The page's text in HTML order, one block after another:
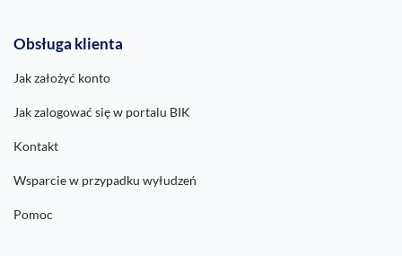
Obsługa klienta
Jak założyć konto
Jak zalogować się w portalu BIK
Kontakt
Wsparcie w przypadku wyłudzeń
Pomoc